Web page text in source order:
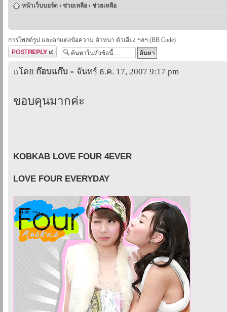
หน้าเว็บบอร์ด ‹ ช่วยเหลือ ‹ ช่วยเหลือ
การโพสต์รูป และตกแต่งข้อความ ตัวหนา ตัวเอียง ฯลฯ (BB Code)
ตอบกระทู้
โดย ก๊อบแก๊บ » จันทร์ ธ.ค. 17, 2007 9:17 pm
ขอบคุนมากค่ะ
KOBKAB LOVE FOUR 4EVER
LOVE FOUR EVERYDAY